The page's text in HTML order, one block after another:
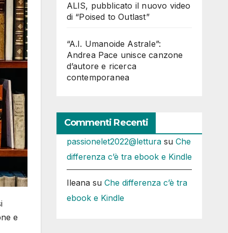
e
ALIS, pubblicato il nuovo video
di “Poised to Outlast”
“A.I. Umanoide Astrale”:
Andrea Pace unisce canzone
d’autore e ricerca
contemporanea
Commenti Recenti
passionelet2022@letturasu Che
differenza c’è tra ebook e Kindle
Ileanasu Che differenza c’è tra
ebook e Kindle